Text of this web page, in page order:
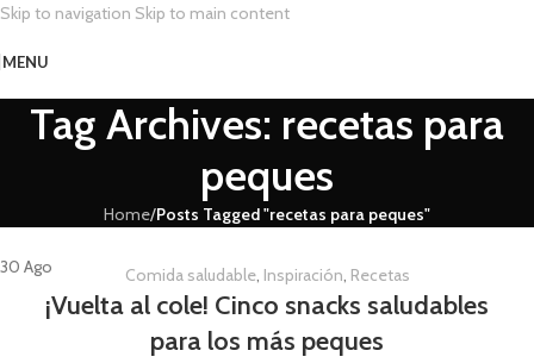
Skip to navigation Skip to main content
MENU
Tag Archives: recetas para
peques
Home/Posts Tagged "recetas para peques"
30 Ago Comida saludable, Inspiración, Recetas
¡Vuelta al cole! Cinco snacks saludables
para los más peques